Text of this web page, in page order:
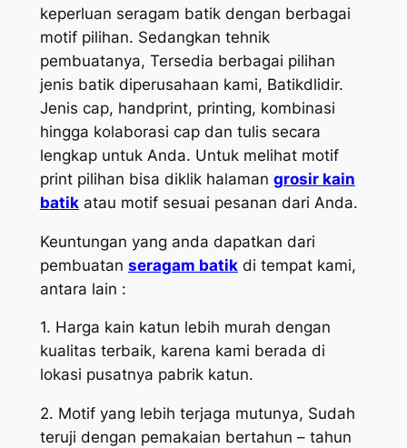
keperluan seragam batik dengan berbagai
motif pilihan. Sedangkan tehnik
pembuatanya, Tersedia berbagai pilihan
jenis batik diperusahaan kami, Batikdlidir.
Jenis cap, handprint, printing, kombinasi
hingga kolaborasi cap dan tulis secara
lengkap untuk Anda. Untuk melihat motif
print pilihan bisa diklik halaman grosir kain
batikatau motif sesuai pesanan dari Anda.
Keuntungan yang anda dapatkan dari
pembuatan seragam batikdi tempat kami,
antara lain :
1. Harga kain katun lebih murah dengan
kualitas terbaik, karena kami berada di
lokasi pusatnya pabrik katun.
2. Motif yang lebih terjaga mutunya, Sudah
teruji dengan pemakaian bertahun – tahun